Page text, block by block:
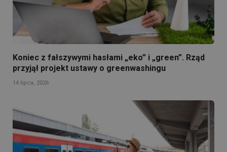
Koniec z fałszywymi hasłami „eko” i „green”. Rząd
przyjął projekt ustawy o greenwashingu
14 lipca, 2026